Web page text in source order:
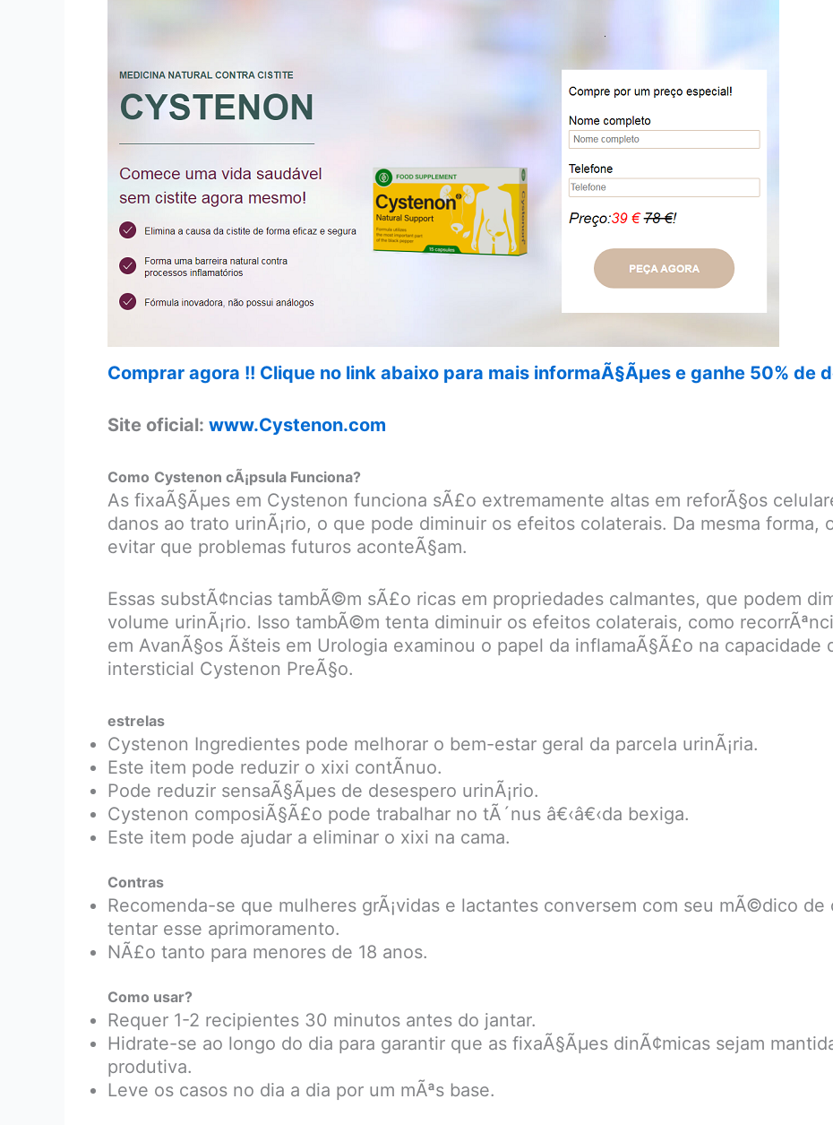
Comprar agora !! Clique no link abaixo para mais informaÃ§Ãµes e ganhe 50% de
Site oficial: www.Cystenon.com
Como Cystenon cÃ¡psula Funciona?
As fixaÃ§Ãµes em Cystenon funciona sÃ£o extremamente altas em reforÃ§os
danos ao trato urinÃ¡rio, o que pode diminuir os efeitos colaterais. Da mesma forma,
evitar que problemas futuros aconteÃ§am.
Essas substÃ¢ncias tambÃ©m sÃ£o ricas em propriedades calmantes, que podem
volume urinÃ¡rio. Isso tambÃ©m tenta diminuir os efeitos colaterais, como
em AvanÃ§os Ãšteis em Urologia examinou o papel da inflamaÃ§Ã£o na capacidade
intersticial Cystenon PreÃ§o.
estrelas
Cystenon Ingredientes pode melhorar o bem-estar geral da parcela urinÃ¡ria.
Este item pode reduzir o xixi contÃ­nuo.
Pode reduzir sensaÃ§Ãµes de desespero urinÃ¡rio.
Cystenon composiÃ§Ã£o pode trabalhar no tÃ´nus â€‹â€‹da bexiga.
Este item pode ajudar a eliminar o xixi na cama.
Contras
Recomenda-se que mulheres grÃ¡vidas e lactantes conversem com seu mÃ©dico de
tentar esse aprimoramento.
NÃ£o tanto para menores de 18 anos.
Como usar?
Requer 1-2 recipientes 30 minutos antes do jantar.
Hidrate-se ao longo do dia para garantir que as fixaÃ§Ãµes dinÃ¢micas sejam
produtiva.
Leve os casos no dia a dia por um mÃªs base.